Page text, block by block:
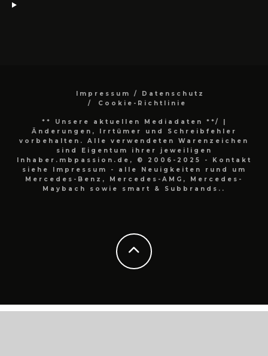
Impressum / Datenschutz
Cookie-Richtlinie
** Unsere aktuellen Mediadaten **/
|
Änderungen, Irrtümer und Schreibfehler
vorbehalten. Alle verwendeten Warenzeichen
sind Eigentum ihrer jeweiligen
Inhaber.mbpassion.de, © 2006-2025 - Kontakt
siehe Impressum - alle Neuigkeiten rund um
Mercedes-Benz, Mercedes-AMG, Mercedes-
Maybach sowie smart & Subbrands..